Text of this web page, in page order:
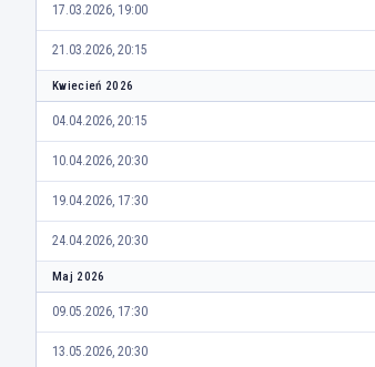
17.03.2026, 19:00
21.03.2026, 20:15
Kwiecień 2026
04.04.2026, 20:15
10.04.2026, 20:30
19.04.2026, 17:30
24.04.2026, 20:30
Maj 2026
09.05.2026, 17:30
13.05.2026, 20:30